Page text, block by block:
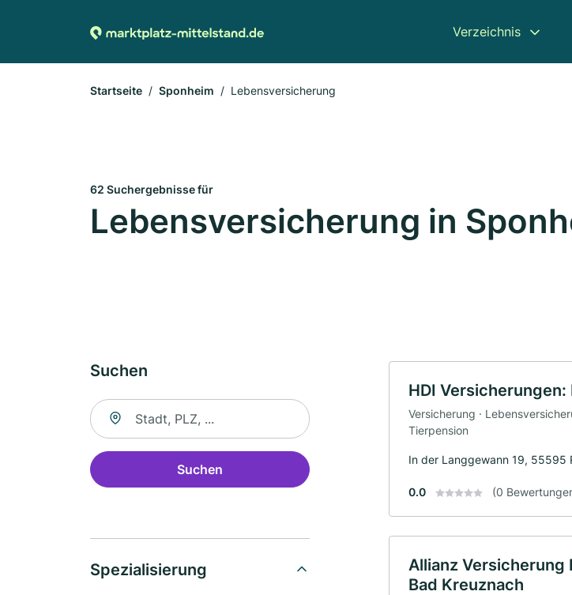
Verzeichnis
Startseite Sponheim Lebensversicherung
62 Suchergebnisse für
Lebensversicherung in
Suchen
Suche nach Ort
Suchen
Spezialisierung
HDI
Versicherung ·
Tierpension
In der Langgewann 19, 55595
0.0 (0
Allianz
Bad Kreuznach